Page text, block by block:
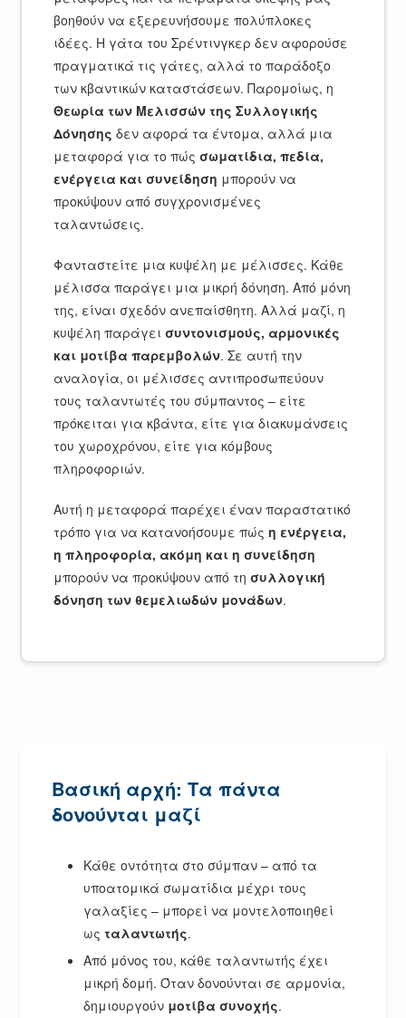
βοηθούν να εξερευνήσουμε πολύπλοκες
ιδέες. Η γάτα του Σρέντινγκερ δεν αφορούσε
πραγματικά τις γάτες, αλλά το παράδοξο
των κβαντικών καταστάσεων. Παρομοίως, η
Θεωρία των Μελισσών της Συλλογικής
Δόνησης δεν αφορά τα έντομα, αλλά μια
μεταφορά για το πώς σωματίδια, πεδία,
ενέργεια και συνείδηση μπορούν να
προκύψουν από συγχρονισμένες
ταλαντώσεις.
Φανταστείτε μια κυψέλη με μέλισσες. Κάθε
μέλισσα παράγει μια μικρή δόνηση. Από μόνη
της, είναι σχεδόν ανεπαίσθητη. Αλλά μαζί, η
κυψέλη παράγει συντονισμούς, αρμονικές
και μοτίβα παρεμβολών. Σε αυτή την
αναλογία, οι μέλισσες αντιπροσωπεύουν
τους ταλαντωτές του σύμπαντος – είτε
πρόκειται για κβάντα, είτε για διακυμάνσεις
του χωροχρόνου, είτε για κόμβους
πληροφοριών.
Αυτή η μεταφορά παρέχει έναν παραστατικό
τρόπο για να κατανοήσουμε πώςη ενέργεια,
η πληροφορία, ακόμη και η συνείδηση
μπορούν να προκύψουν από τη συλλογική
δόνηση των θεμελιωδών μονάδων.
Βασική αρχή: Τα πάντα
δονούνται μαζί
Κάθε οντότητα στο σύμπαν – από τα
υποατομικά σωματίδια μέχρι τους
γαλαξίες – μπορεί να μοντελοποιηθεί
ωςταλαντωτής.
Από μόνος του, κάθε ταλαντωτής έχει
μικρή δομή. Όταν δονούνται σε αρμονία,
δημιουργούν μοτίβα συνοχής.